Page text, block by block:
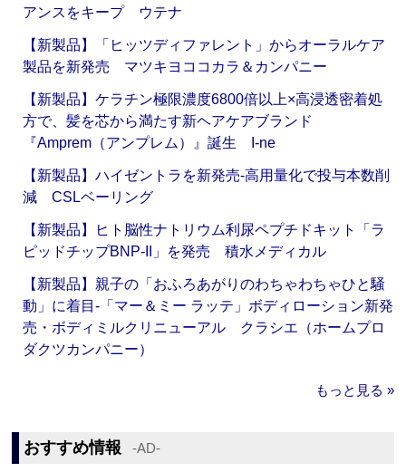
アンスをキープ ウテナ
【新製品】「ヒッツディファレント」からオーラルケア
製品を新発売 マツキヨココカラ＆カンパニー
【新製品】ケラチン極限濃度6800倍以上×高浸透密着処
方で、髪を芯から満たす新ヘアケアブランド
『Amprem（アンプレム）』誕生 I-ne
【新製品】ハイゼントラを新発売‐高用量化で投与本数削
減 CSLベーリング
【新製品】ヒト脳性ナトリウム利尿ペプチドキット「ラ
ピッドチップBNP-II」を発売 積水メディカル
【新製品】親子の「おふろあがりのわちゃわちゃひと騒
動」に着目‐「マー＆ミー ラッテ」ボディローション新発
売・ボディミルクリニューアル クラシエ（ホームプロ
ダクツカンパニー）
もっと見る »
おすすめ情報 ‐AD‐